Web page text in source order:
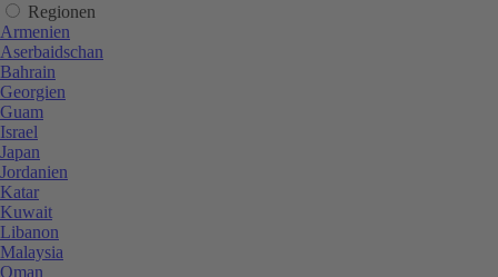
Regionen
Armenien
Aserbaidschan
Bahrain
Georgien
Guam
Israel
Japan
Jordanien
Katar
Kuwait
Libanon
Malaysia
Oman